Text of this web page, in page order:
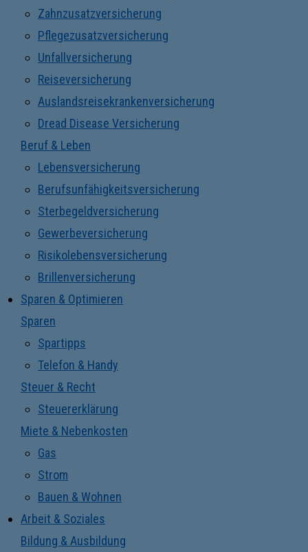
Zahnzusatzversicherung
Pflegezusatzversicherung
Unfallversicherung
Reiseversicherung
Auslandsreisekrankenversicherung
Dread Disease Versicherung
Beruf & Leben
Lebensversicherung
Berufsunfähigkeitsversicherung
Sterbegeldversicherung
Gewerbeversicherung
Risikolebensversicherung
Brillenversicherung
Sparen & Optimieren
Sparen
Spartipps
Telefon & Handy
Steuer & Recht
Steuererklärung
Miete & Nebenkosten
Gas
Strom
Bauen & Wohnen
Arbeit & Soziales
Bildung & Ausbildung